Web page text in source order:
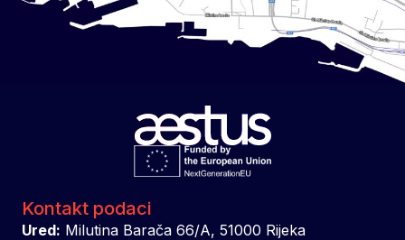
Kontakt podaci
Ured: Milutina Barača 66/A, 51000 Rijeka